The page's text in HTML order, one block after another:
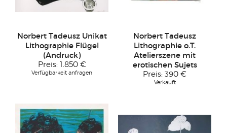
Norbert Tadeusz Unikat
Lithographie Flügel
(Andruck)
Preis: 1.850 €
Verfügbarkeit anfragen
Norbert Tadeusz
Lithographie o.T.
Atelierszene mit
erotischen Sujets
Preis: 390 €
Verkauft